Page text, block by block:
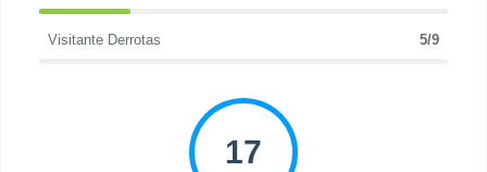
Visitante Derrotas 5/9
17